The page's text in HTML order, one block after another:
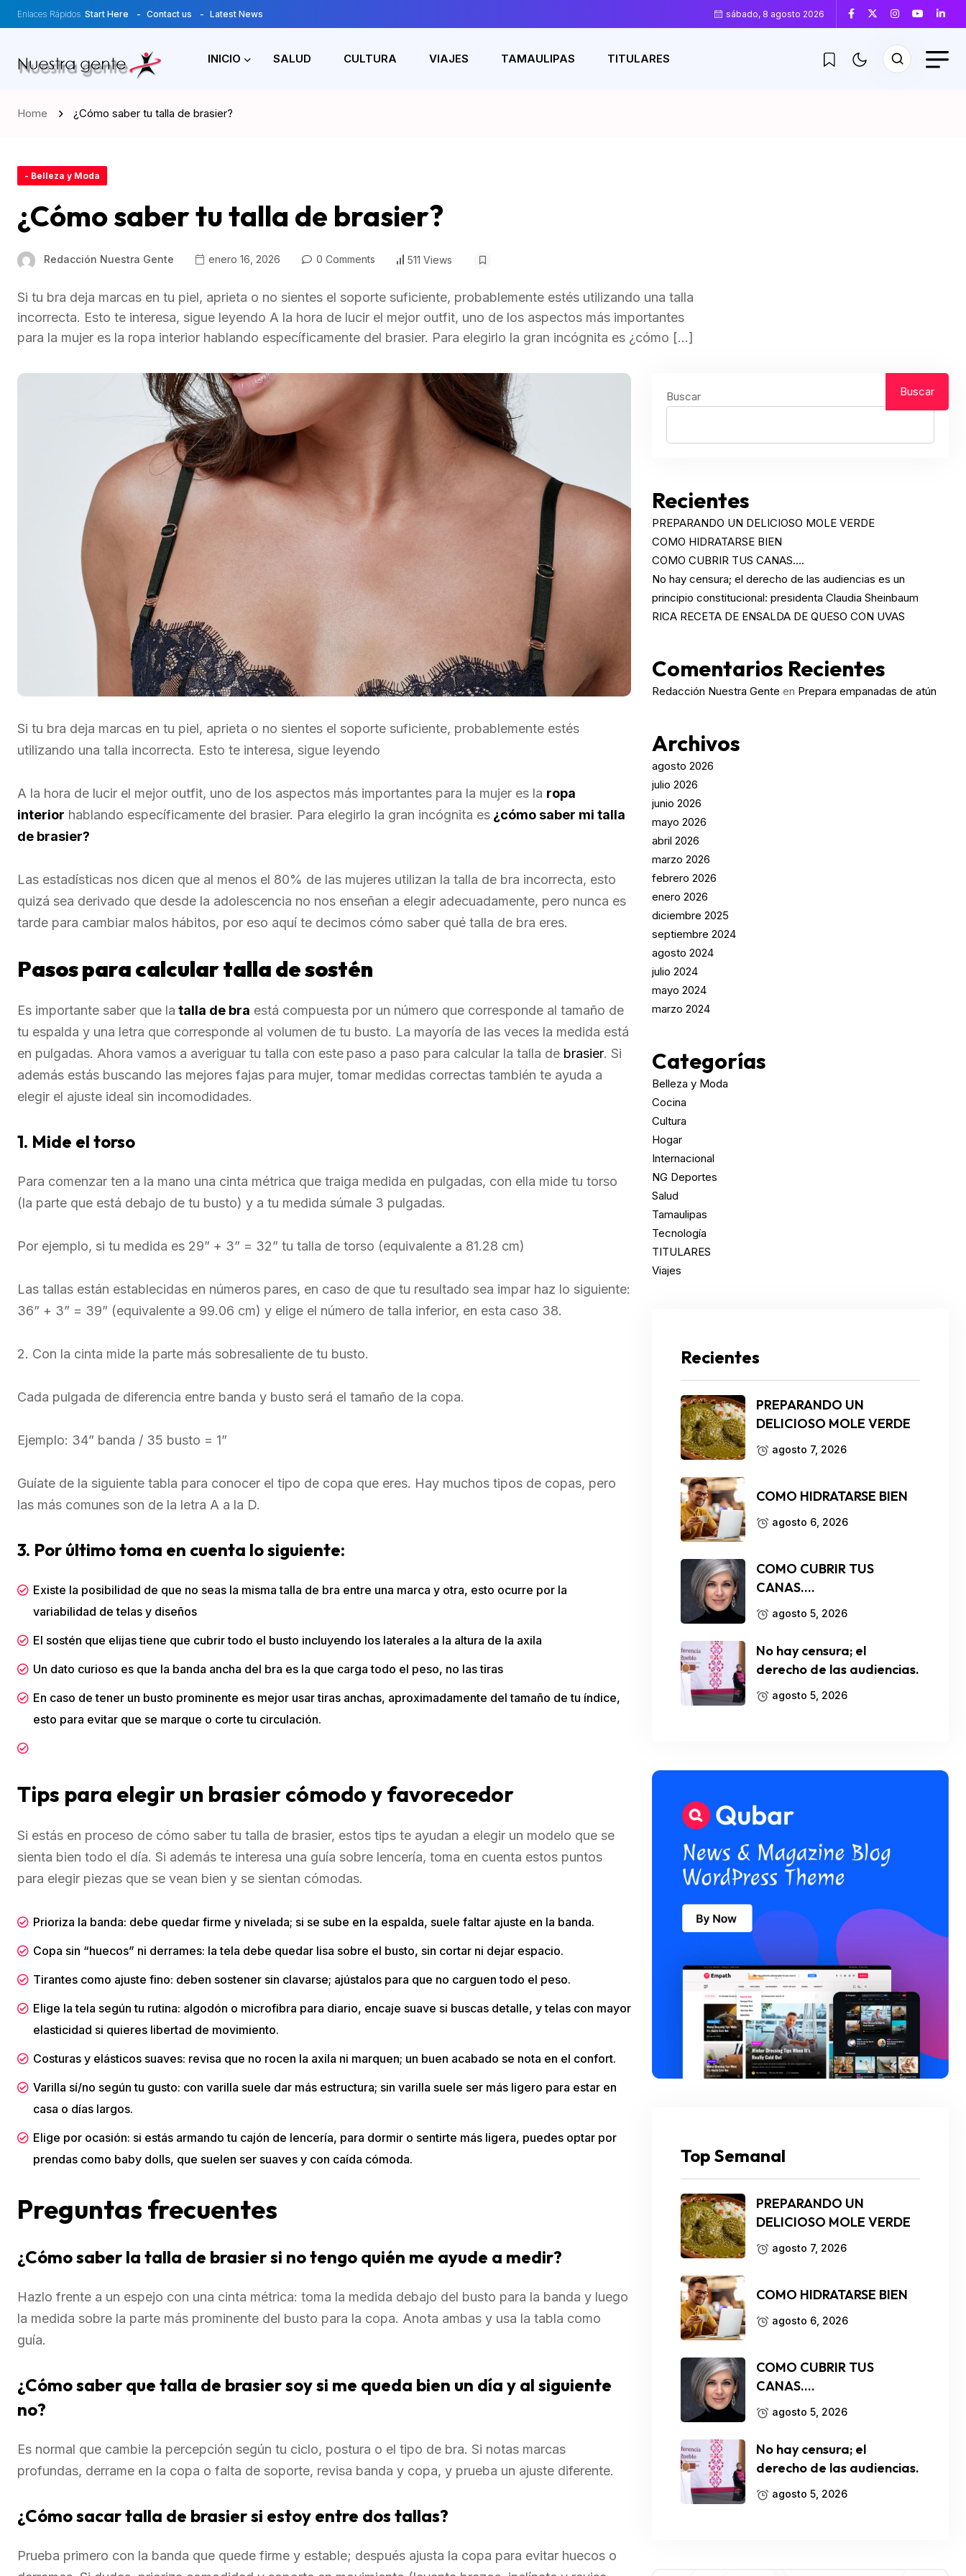
Enlaces Rápidos Start Here Contact us Latest News sábado, 8 agosto 2026
INICIO SALUD CULTURA VIAJES TAMAULIPAS TITULARES
Home ¿Cómo saber tu talla de brasier?
- Belleza y Moda
¿Cómo saber tu talla de brasier?
Redacción Nuestra Gente enero 16, 2026 0 Comments 511 Views
Si tu bra deja marcas en tu piel, aprieta o no sientes el soporte suficiente, probablemente estés utilizando una talla
incorrecta. Esto te interesa, sigue leyendo A la hora de lucir el mejor outfit, uno de los aspectos más importantes
para la mujer es la ropa interior hablando específicamente del brasier. Para elegirlo la gran incógnita es ¿cómo […]
Si tu bra deja marcas en tu piel, aprieta o no sientes el soporte suficiente, probablemente estés
utilizando una talla incorrecta. Esto te interesa, sigue leyendo
A la hora de lucir el mejor outfit, uno de los aspectos más importantes para la mujer es la ropa
interior hablando específicamente del brasier. Para elegirlo la gran incógnita es ¿cómo saber mi talla
de brasier?
Las estadísticas nos dicen que al menos el 80% de las mujeres utilizan la talla de bra incorrecta, esto
quizá sea derivado que desde la adolescencia no nos enseñan a elegir adecuadamente, pero nunca es
tarde para cambiar malos hábitos, por eso aquí te decimos cómo saber qué talla de bra eres.
Pasos para calcular talla de sostén
Es importante saber que la talla de bra está compuesta por un número que corresponde al tamaño de
tu espalda y una letra que corresponde al volumen de tu busto. La mayoría de las veces la medida está
en pulgadas. Ahora vamos a averiguar tu talla con este paso a paso para calcular la talla de brasier. Si
además estás buscando las mejores fajas para mujer, tomar medidas correctas también te ayuda a
elegir el ajuste ideal sin incomodidades.
1. Mide el torso
Para comenzar ten a la mano una cinta métrica que traiga medida en pulgadas, con ella mide tu torso
(la parte que está debajo de tu busto) y a tu medida súmale 3 pulgadas.
Por ejemplo, si tu medida es 29” + 3” = 32” tu talla de torso (equivalente a 81.28 cm)
Las tallas están establecidas en números pares, en caso de que tu resultado sea impar haz lo siguiente:
36” + 3” = 39” (equivalente a 99.06 cm) y elige el número de talla inferior, en esta caso 38.
2. Con la cinta mide la parte más sobresaliente de tu busto.
Cada pulgada de diferencia entre banda y busto será el tamaño de la copa.
Ejemplo: 34” banda / 35 busto = 1”
Guíate de la siguiente tabla para conocer el tipo de copa que eres. Hay muchos tipos de copas, pero
las más comunes son de la letra A a la D.
3. Por último toma en cuenta lo siguiente:
Existe la posibilidad de que no seas la misma talla de bra entre una marca y otra, esto ocurre por la
variabilidad de telas y diseños
El sostén que elijas tiene que cubrir todo el busto incluyendo los laterales a la altura de la axila
Un dato curioso es que la banda ancha del bra es la que carga todo el peso, no las tiras
En caso de tener un busto prominente es mejor usar tiras anchas, aproximadamente del tamaño de tu índice,
esto para evitar que se marque o corte tu circulación.
Tips para elegir un brasier cómodo y favorecedor
Si estás en proceso de cómo saber tu talla de brasier, estos tips te ayudan a elegir un modelo que se
sienta bien todo el día. Si además te interesa una guía sobre lencería, toma en cuenta estos puntos
para elegir piezas que se vean bien y se sientan cómodas.
Prioriza la banda: debe quedar firme y nivelada; si se sube en la espalda, suele faltar ajuste en la banda.
Copa sin “huecos” ni derrames: la tela debe quedar lisa sobre el busto, sin cortar ni dejar espacio.
Tirantes como ajuste fino: deben sostener sin clavarse; ajústalos para que no carguen todo el peso.
Elige la tela según tu rutina: algodón o microfibra para diario, encaje suave si buscas detalle, y telas con mayor
elasticidad si quieres libertad de movimiento.
Costuras y elásticos suaves: revisa que no rocen la axila ni marquen; un buen acabado se nota en el confort.
Varilla sí/no según tu gusto: con varilla suele dar más estructura; sin varilla suele ser más ligero para estar en
casa o días largos.
Elige por ocasión: si estás armando tu cajón de lencería, para dormir o sentirte más ligera, puedes optar por
prendas como baby dolls, que suelen ser suaves y con caída cómoda.
Preguntas frecuentes
¿Cómo saber la talla de brasier si no tengo quién me ayude a medir?
Hazlo frente a un espejo con una cinta métrica: toma la medida debajo del busto para la banda y luego
la medida sobre la parte más prominente del busto para la copa. Anota ambas y usa la tabla como
guía.
¿Cómo saber que talla de brasier soy si me queda bien un día y al siguiente
no?
Es normal que cambie la percepción según tu ciclo, postura o el tipo de bra. Si notas marcas
profundas, derrame en la copa o falta de soporte, revisa banda y copa, y prueba un ajuste diferente.
¿Cómo sacar talla de brasier si estoy entre dos tallas?
Prueba primero con la banda que quede firme y estable; después ajusta la copa para evitar huecos o
Buscar Buscar
Recientes
PREPARANDO UN DELICIOSO MOLE VERDE
COMO HIDRATARSE BIEN
COMO CUBRIR TUS CANAS….
No hay censura; el derecho de las audiencias es un
principio constitucional: presidenta Claudia Sheinbaum
RICA RECETA DE ENSALDA DE QUESO CON UVAS
Comentarios Recientes
Redacción Nuestra Gente en Prepara empanadas de atún
Archivos
agosto 2026
julio 2026
junio 2026
mayo 2026
abril 2026
marzo 2026
febrero 2026
enero 2026
diciembre 2025
septiembre 2024
agosto 2024
julio 2024
mayo 2024
marzo 2024
Categorías
Belleza y Moda
Cocina
Cultura
Hogar
Internacional
NG Deportes
Salud
Tamaulipas
Tecnología
TITULARES
Viajes
Recientes
PREPARANDO UN
DELICIOSO MOLE VERDE
agosto 7, 2026
COMO HIDRATARSE BIEN
agosto 6, 2026
COMO CUBRIR TUS
CANAS….
agosto 5, 2026
No hay censura; el
derecho de las audiencias.
agosto 5, 2026
Top Semanal
PREPARANDO UN
DELICIOSO MOLE VERDE
agosto 7, 2026
COMO HIDRATARSE BIEN
agosto 6, 2026
COMO CUBRIR TUS
CANAS….
agosto 5, 2026
No hay censura; el
derecho de las audiencias.
agosto 5, 2026